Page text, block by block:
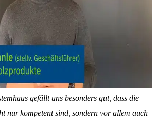
gefällt uns besonders gut, dass die
nur kompetent sind, sondern vor allem auch